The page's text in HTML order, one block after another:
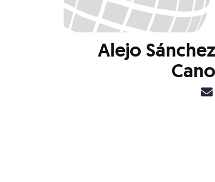
Alejo Sánchez
Cano